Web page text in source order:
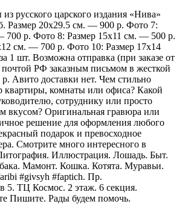
русского царского издания «Нива»
Размер 20х29.5 см. — 900 р. Фото 7:
700 р. Фото 8: Размер 15х11 см. — 500 р.
см. — 700 р. Фото 10: Размер 17х14
1 шт. Возможна отправка (при заказе от
РФ заказным письмом в жесткой
Авито доставки нет. Чем стильно
квартиры, комнаты или офиса? Какой
сотруднику или просто
вкусом? Оригинальная гравюра или
решение для оформления любого
подарок и превосходное
Смотрите много интересного в
Иллюстрация. Лошадь. Быт.
Мамонт. Кошка. Котята. Муравьи.
#givsyh #faptich. Пр.
5. TЦ Космос. 2 этаж. 6 секция.
Пишите. Рады будeм помочь.